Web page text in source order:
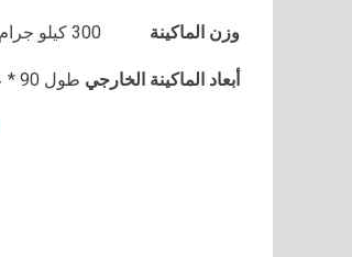
وزن الماكينة
أبعاد الماكينة الخارجي طول 90 * عرض 90 * ارتفاع 180 سم تقريبا و يمكن فك الماكينة و تركيبها في اي مكان